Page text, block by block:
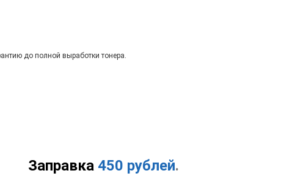
до полной выработки тонера.
Заправка 450 рублей.